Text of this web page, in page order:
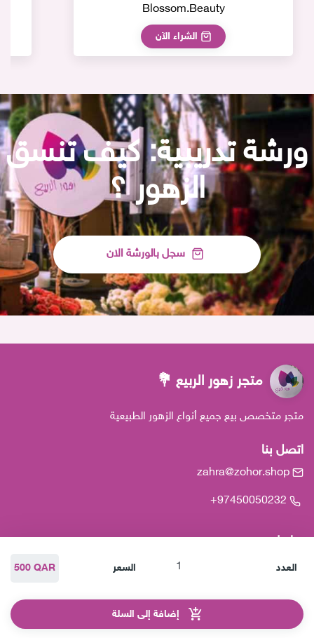
Blossom.Beauty
ورشة تدريبية: كيف تنسق
الزهور ؟
سجل بالورشة الان
متجر زهور الربيع 💐
متجر متخصص بيع جميع أنواع الزهور الطبيعية
اتصل بنا
zahra@zohor.shop
+97450050232
روابط
الرئيسية من نحن
هذا المتجر بواسطة
العدد 500 QAR السعر
إضافة إلى السلة